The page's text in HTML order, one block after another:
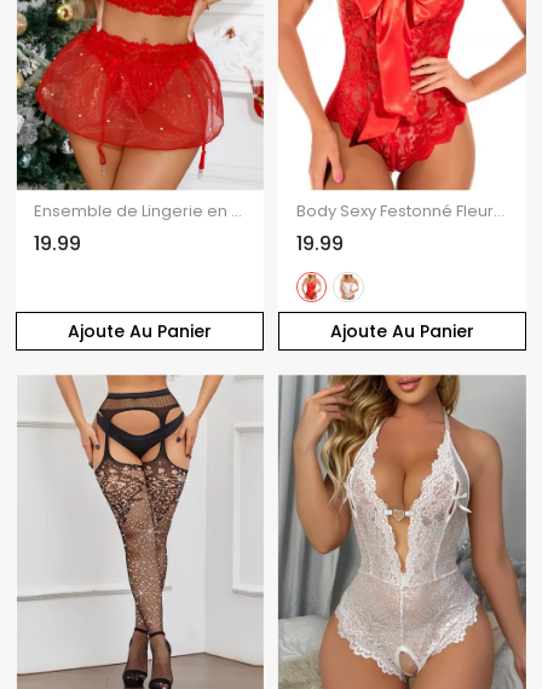
Ajoute Au Panier
Ensemble de Lingerie en Maille Transparente à Col Plongeant et de Jarretière
19.99
Ajoute Au Panier
Body Sexy Festonné Fleuri en Dentelle Transparente avec Nœud Papillon
19.99